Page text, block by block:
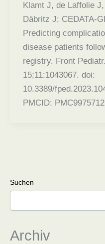
Klamt J, de Laffolie
Däbritz J; CEDATA-
Predicting
disease patients
registry. Front
15;11:1043067. doi:
10.3389/
PMCID:
Suchen
Archiv